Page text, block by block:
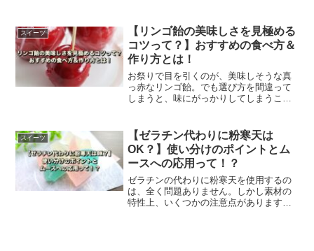
記事ではメレンゲが泡立たない時の、解
決策を解説します。
スイーツ
【リンゴ飴の美味しさを見極める
コツって？】おすすめの食べ方＆
作り方とは！
お祭りで目を引くのが、美味しそうな真
っ赤なリンゴ飴。でも選び方を間違って
しまうと、味にがっかりしてしまうこと
とができるレシピなどを、ご紹介しま
す。
スイーツ
【ゼラチン代わりに粉寒天は
OK？】使い分けのポイントとム
ースへの応用って！？
ゼラチンの代わりに粉寒天を使用するの
は、全く問題ありません。しかし素材の
特性上、いくつかの注意点があります。